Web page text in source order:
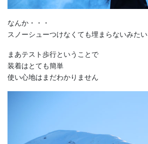
なんか・・・
スノーシューつけなくても埋まらないみたい
まあテスト歩行ということで
装着はとても簡単
使い心地はまだわかりません